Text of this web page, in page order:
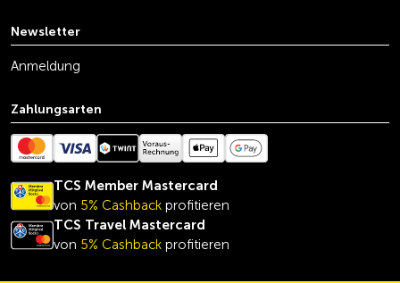
Newsletter
Anmeldung
Zahlungsarten
TCS Member Mastercard
von 5% Cashback profitieren
TCS Travel Mastercard
von 5% Cashback profitieren